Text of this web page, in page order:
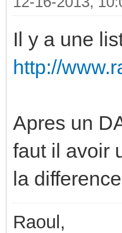
Il y a une
http://
Apres un
faut il avoir
la difference
Raoul,